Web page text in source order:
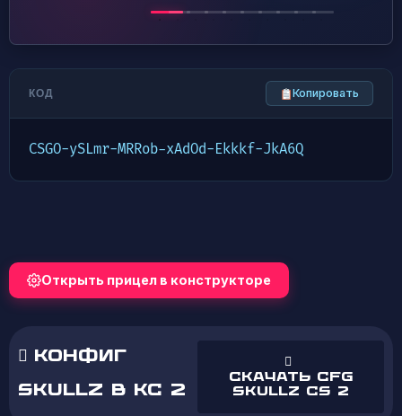
КОД Копировать
CSGO-ySLmr-MRRob-xAdOd-Ekkkf-JkA6Q
Открыть прицел в конструкторе
КОНФИГ
SKULLZ В КС 2
Скачать cfg
skullz cs 2